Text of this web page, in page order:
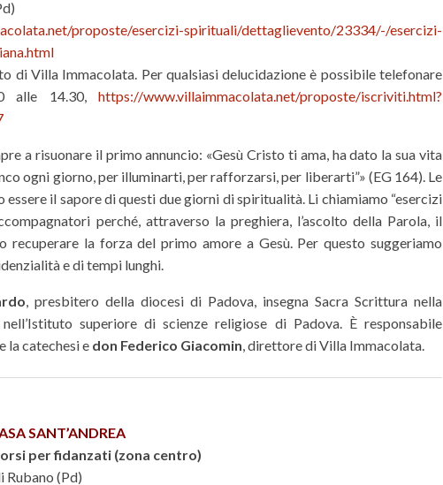
proposte/esercizi-spirituali/dettaglievento/23334/-/esercizi-
di Villa Immacolata. Per qualsiasi delucidazione è possibile telefonare
alle 14.30, https://www.villaimmacolata.net/proposte/iscriviti.html?
a risuonare il primo annuncio: «Gesù Cristo ti ama, ha dato la sua vita
ogni giorno, per illuminarti, per rafforzarsi, per liberarti”» (EG 164). Le
il sapore di questi due giorni di spiritualità. Li chiamiamo “esercizi
perché, attraverso la preghiera, l’ascolto della Parola, il
recuperare la forza del primo amore a Gesù. Per questo suggeriamo
e di tempi lunghi.
, presbitero della diocesi di Padova, insegna Sacra Scrittura nella
superiore di scienze religiose di Padova. È responsabile
la catechesi e don Federico Giacomin , direttore di Villa Immacolata.
SANT’ANDREA
per fidanzati (zona centro)
Rubano (Pd)